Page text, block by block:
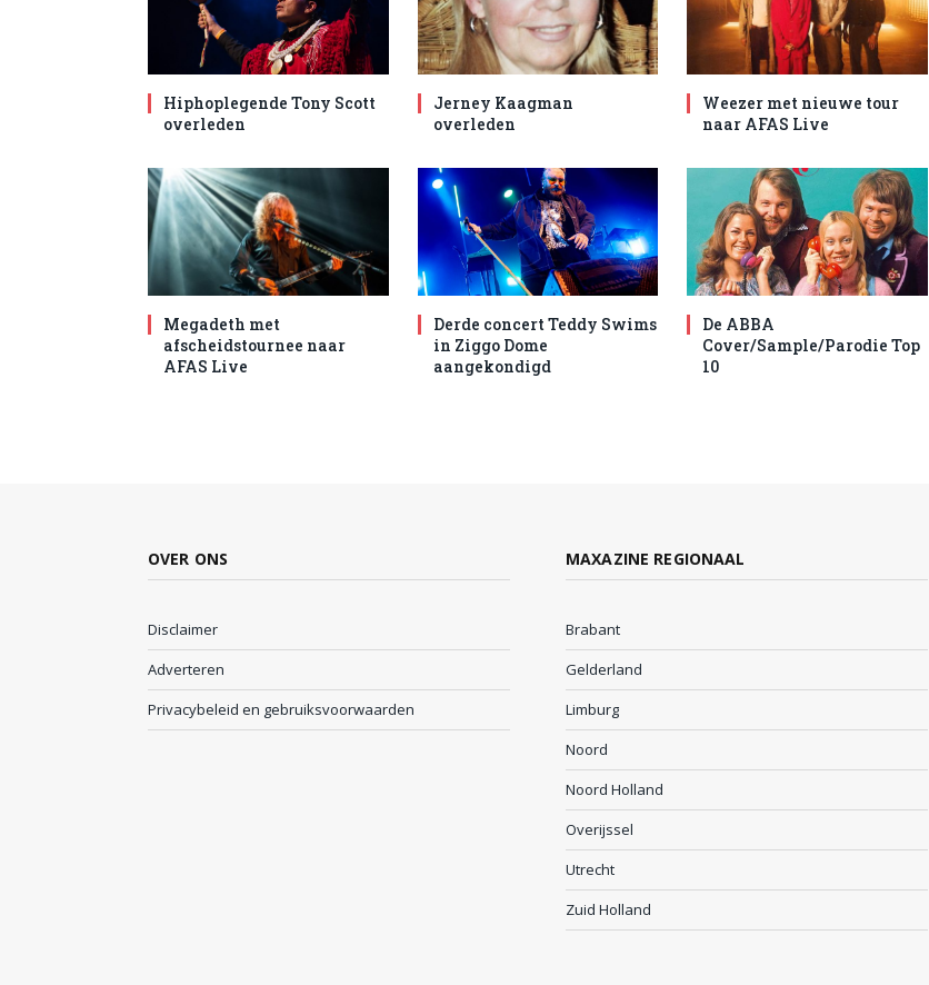
Hiphoplegende Tony Scott
overleden
Jerney Kaagman
overleden
Weezer met nieuwe tour
naar AFAS Live
Megadeth met
afscheidstournee naar
AFAS Live
Derde concert Teddy Swims
in Ziggo Dome
aangekondigd
De ABBA
Cover/Sample/Parodie Top
10
OVER ONS
Disclaimer
Adverteren
Privacybeleid en gebruiksvoorwaarden
MAXAZINE REGIONAAL
Brabant
Gelderland
Limburg
Noord
Noord Holland
Overijssel
Utrecht
Zuid Holland